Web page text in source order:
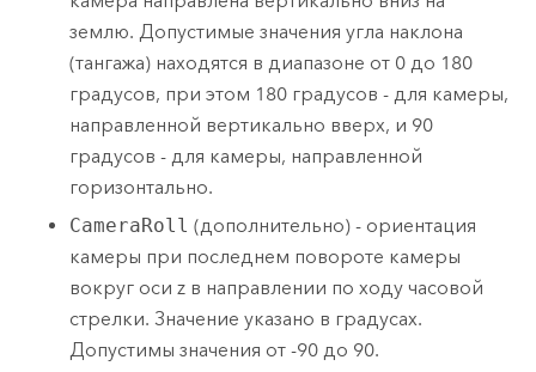
землю. Допустимые значения угла наклона
(тангажа) находятся в диапазоне от 0 до 180
градусов, при этом 180 градусов - для камеры,
направленной вертикально вверх, и 90
градусов - для камеры, направленной
горизонтально.
CameraRoll (дополнительно) - ориентация
камеры при последнем повороте камеры
вокруг оси z в направлении по ходу часовой
стрелки. Значение указано в градусах.
Допустимы значения от -90 до 90.